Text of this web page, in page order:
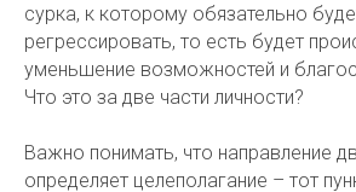
сурка, к которому обязательно
регрессировать, то есть будет
уменьшение возможностей и
Что это за две части личности?
Важно понимать, что направление
определяет целеполагание – тот